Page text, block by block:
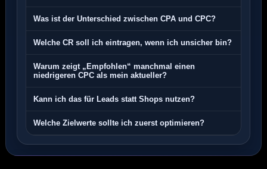
Was ist der Unterschied zwischen CPA und CPC?
Welche CR soll ich eintragen, wenn ich unsicher bin?
Warum zeigt „Empfohlen“ manchmal einen
niedrigeren CPC als mein aktueller?
Kann ich das für Leads statt Shops nutzen?
Welche Zielwerte sollte ich zuerst optimieren?